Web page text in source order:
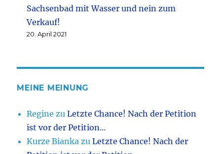
Sachsenbad mit Wasser und nein zum
Verkauf!
20. April 2021
MEINE MEINUNG
Regine zuLetzte Chance! Nach der Petition
ist vor der Petition…
Kurze Bianka zuLetzte Chance! Nach der